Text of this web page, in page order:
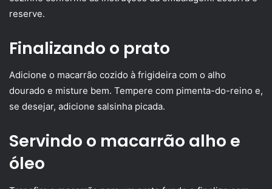
reserve.
Finalizando o prato
Adicione o macarrão cozido à frigideira com o alho
dourado e misture bem. Tempere com pimenta-do-reino e,
se desejar, adicione salsinha picada.
Servindo o macarrão alho e
óleo